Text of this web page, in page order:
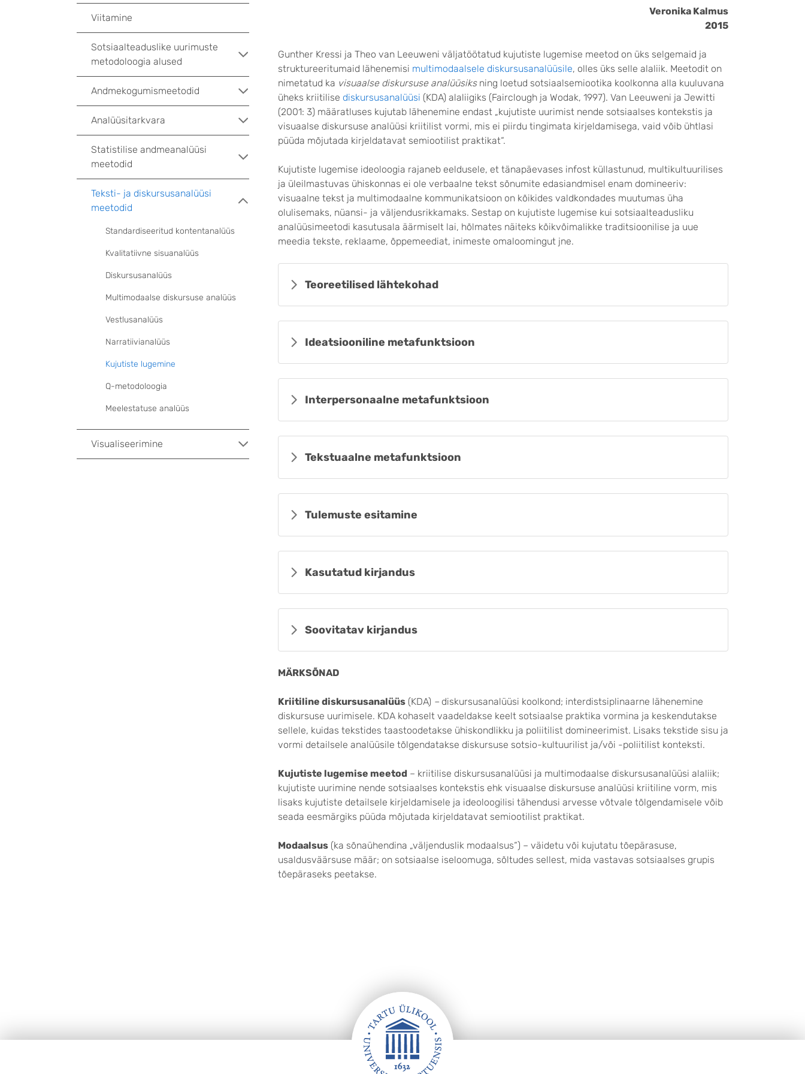
Veronika Kalmus
2015
Gunther Kressi ja Theo van Leeuweni väljatöötatud kujutiste lugemise meetod on üks selgemaid ja
struktureeritumaid lähenemisi multimodaalsele diskursusanalüüsile, olles üks selle alaliik. Meetodit on
nimetatud ka visuaalse diskursuse analüüsiksning loetud sotsiaalsemiootika koolkonna alla kuuluvana
üheks kriitilise diskursusanalüüsi (KDA) alaliigiks (Fairclough ja Wodak, 1997). Van Leeuweni ja Jewitti
(2001: 3) määratluses kujutab lähenemine endast „kujutiste uurimist nende sotsiaalses kontekstis ja
visuaalse diskursuse analüüsi kriitilist vormi, mis ei piirdu tingimata kirjeldamisega, vaid võib ühtlasi
püüda mõjutada kirjeldatavat semiootilist praktikat“.
Kujutiste lugemise ideoloogia rajaneb eeldusele, et tänapäevases infost küllastunud, multikultuurilises
ja üleilmastuvas ühiskonnas ei ole verbaalne tekst sõnumite edasiandmisel enam domineeriv:
visuaalne tekst ja multimodaalne kommunikatsioon on kõikides valdkondades muutumas üha
olulisemaks, nüansi- ja väljendusrikkamaks. Sestap on kujutiste lugemise kui sotsiaalteadusliku
analüüsimeetodi kasutusala äärmiselt lai, hõlmates näiteks kõikvõimalikke traditsioonilise ja uue
meedia tekste, reklaame, õppemeediat, inimeste omaloomingut jne.
Teoreetilised lähtekohad
Ideatsiooniline metafunktsioon
Interpersonaalne metafunktsioon
Tekstuaalne metafunktsioon
Tulemuste esitamine
Kasutatud kirjandus
Soovitatav kirjandus
MÄRKSÕNAD
Kriitiline diskursusanalüüs (KDA) – diskursusanalüüsi koolkond; interdistsiplinaarne lähenemine
diskursuse uurimisele. KDA kohaselt vaadeldakse keelt sotsiaalse praktika vormina ja keskendutakse
sellele, kuidas tekstides taastoodetakse ühiskondlikku ja poliitilist domineerimist. Lisaks tekstide sisu ja
vormi detailsele analüüsile tõlgendatakse diskursuse sotsio-kultuurilist ja/või -poliitilist konteksti.
Kujutiste lugemise meetod – kriitilise diskursusanalüüsi ja multimodaalse diskursusanalüüsi alaliik;
kujutiste uurimine nende sotsiaalses kontekstis ehk visuaalse diskursuse analüüsi kriitiline vorm, mis
lisaks kujutiste detailsele kirjeldamisele ja ideoloogilisi tähendusi arvesse võtvale tõlgendamisele võib
seada eesmärgiks püüda mõjutada kirjeldatavat semiootilist praktikat.
Modaalsus (ka sõnaühendina „väljenduslik modaalsus“) – väidetu või kujutatu tõepärasuse,
usaldusväärsuse määr; on sotsiaalse iseloomuga, sõltudes sellest, mida vastavas sotsiaalses grupis
tõepäraseks peetakse.
Viitamine
Sotsiaalteaduslike uurimuste
metodoloogia alused
Andmekogumismeetodid
Analüüsitarkvara
Statistilise andmeanalüüsi
meetodid
Teksti- ja diskursusanalüüsi
meetodid
Standardiseeritud kontentanalüüs
Kvalitatiivne sisuanalüüs
Diskursusanalüüs
Multimodaalse diskursuse analüüs
Vestlusanalüüs
Narratiivianalüüs
Kujutiste lugemine
Q-metodoloogia
Meelestatuse analüüs
Visualiseerimine